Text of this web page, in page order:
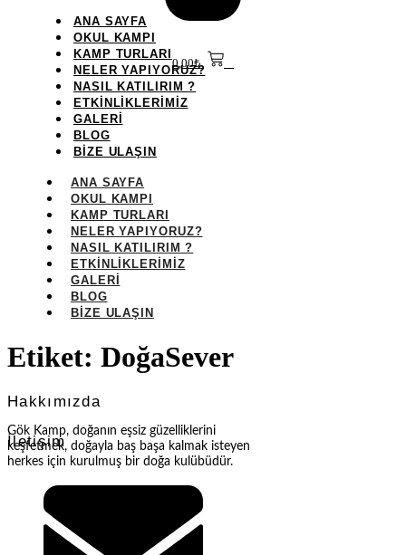
0,00₺
ANA SAYFA
OKUL KAMPI
KAMP TURLARI
NELER YAPIYORUZ?
NASIL KATILIRIM ?
ETKİNLİKLERİMİZ
GALERİ
BLOG
BİZE ULAŞIN
ANA SAYFA
OKUL KAMPI
KAMP TURLARI
NELER YAPIYORUZ?
NASIL KATILIRIM ?
ETKİNLİKLERİMİZ
GALERİ
BLOG
BİZE ULAŞIN
Etiket: DoğaSever
Hakkımızda
Gök Kamp, doğanın eşsiz güzelliklerini
keşfetmek, doğayla baş başa kalmak isteyen
herkes için kurulmuş bir doğa kulübüdür.
İletişim